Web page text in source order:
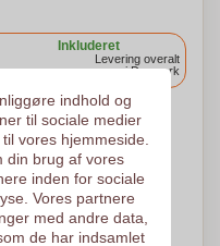
Inkluderet
9:30.
Levering overalt
i Danmark
logo og begynder at
af udskrivningsordren.
indhold og
til sociale medier
vores hjemmeside.
din brug af vores
inden for sociale
Vores partnere
med andre data,
de har indsamlet